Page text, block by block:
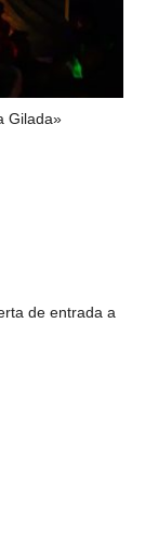
Gilada»
de entrada a